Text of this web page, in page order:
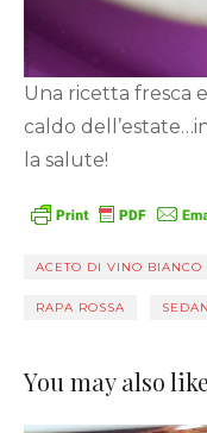
Una ricetta fresca
caldo
la salute!
ACETO DI VINO BIANCO
RAPA ROSSA
You may also